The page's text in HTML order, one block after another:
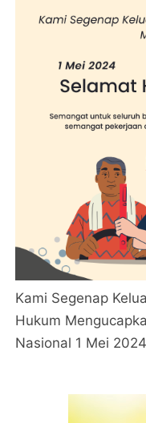
Kami Segenap
Hukum
Nasional 1 Mei 2024